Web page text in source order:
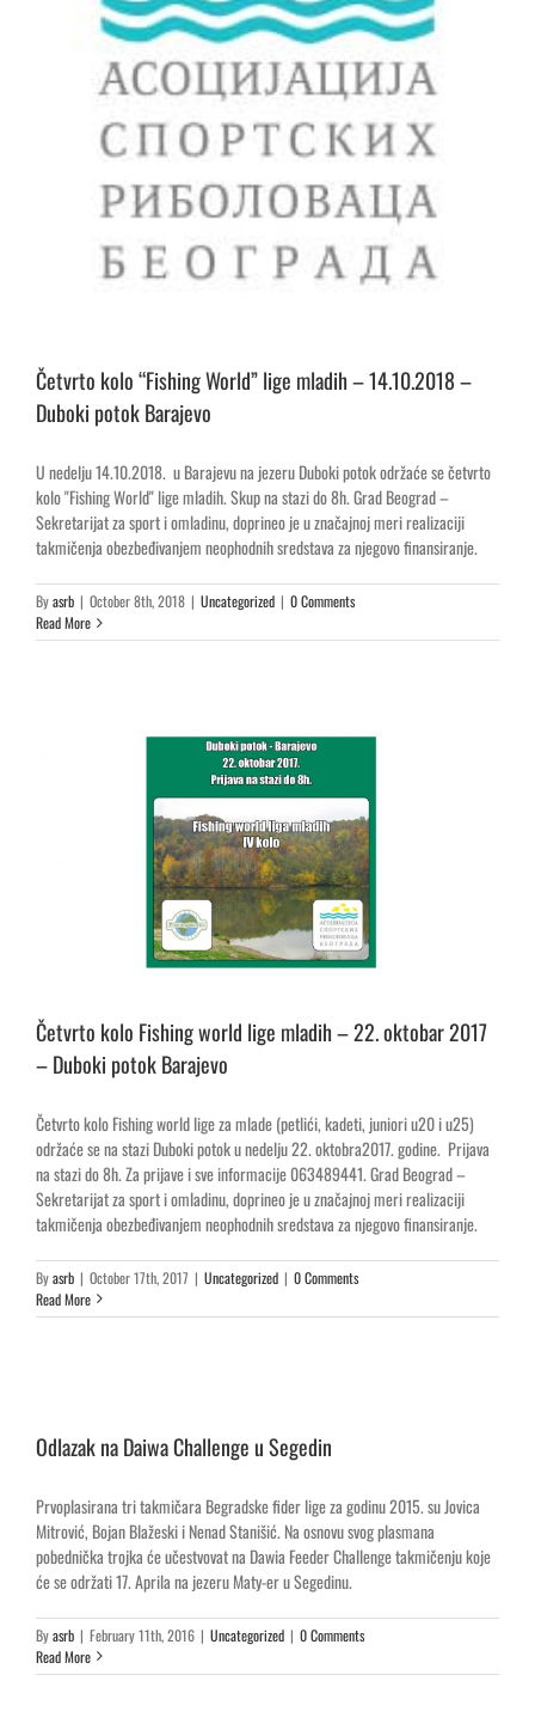
Četvrto kolo “Fishing World” lige mladih – 14.10.2018 –
Duboki potok Barajevo
U nedelju 14.10.2018. u Barajevu na jezeru Duboki potok održaće se četvrto
kolo "Fishing World" lige mladih. Skup na stazi do 8h. Grad Beograd –
Sekretarijat za sport i omladinu, doprineo je u značajnoj meri realizaciji
takmičenja obezbeđivanjem neophodnih sredstava za njegovo finansiranje.
Byasrb | October 8th, 2018 | Uncategorized | 0 Comments
Read More
Četvrto kolo Fishing world lige mladih – 22. oktobar 2017
– Duboki potok Barajevo
Četvrto kolo Fishing world lige za mlade (petlići, kadeti, juniori u20 i u25)
održaće se na stazi Duboki potok u nedelju 22. oktobra2017. godine. Prijava
na stazi do 8h. Za prijave i sve informacije 063489441. Grad Beograd –
Sekretarijat za sport i omladinu, doprineo je u značajnoj meri realizaciji
takmičenja obezbeđivanjem neophodnih sredstava za njegovo finansiranje.
Byasrb | October 17th, 2017 | Uncategorized | 0 Comments
Read More
Odlazak na Daiwa Challenge u Segedin
Prvoplasirana tri takmičara Begradske fider lige za godinu 2015. su Jovica
Mitrović, Bojan Blažeski i Nenad Stanišić. Na osnovu svog plasmana
pobednička trojka će učestvovat na Dawia Feeder Challenge takmičenju koje
će se održati 17. Aprila na jezeru Maty-er u Segedinu.
Byasrb | February 11th, 2016 | Uncategorized | 0 Comments
Read More